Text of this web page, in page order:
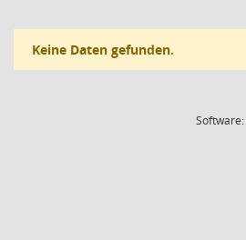
Keine Daten gefunden.
Software: